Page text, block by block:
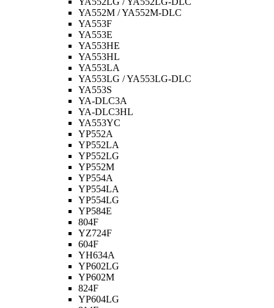
YA552M / YA552M-DLC
YA553F
YA553E
YA553HE
YA553HL
YA553LA
YA553LG / YA553LG-DLC
YA553S
YA-DLC3A
YA-DLC3HL
YA553YC
YP552A
YP552LA
YP552LG
YP552M
YP554A
YP554LA
YP554LG
YP584E
804F
YZ724F
604F
YH634A
YP602LG
YP602M
824F
YP604LG